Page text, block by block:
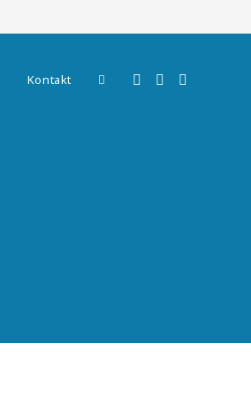
Kontakt Toggle